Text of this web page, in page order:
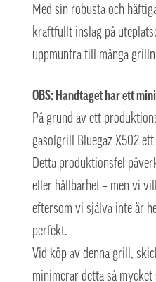
Med sin robusta och
kraftfullt inslag på
uppmuntra till många
OBS: Handtaget har ett
På grund av ett
gasolgrill Bluegaz X502
Detta produktionsfel
eller hållbarhet – men vi
eftersom vi själva inte är
perfekt.
Vid köp av denna grill,
minimerar detta så